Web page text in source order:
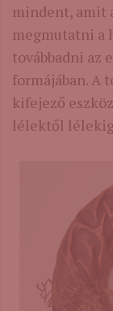
mindent, amit
megmutatni a
továbbadni az
formájában. A
kifejező
lélektől